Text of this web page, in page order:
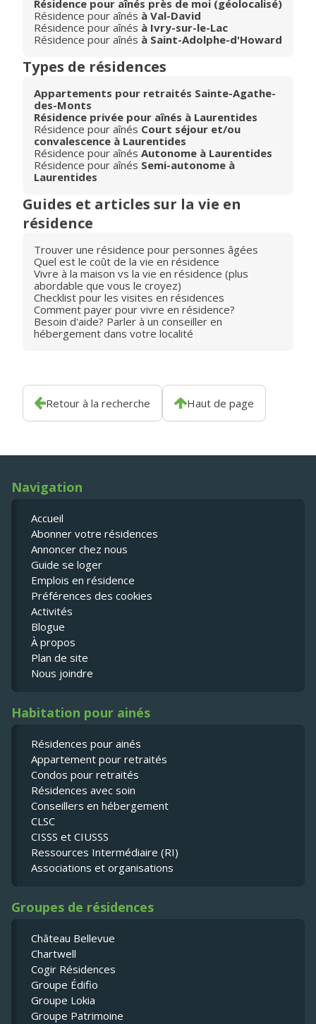
Résidence pour aînés près de moi (géolocalisé)
Résidence pour aînés à Val-David
Résidence pour aînés à Ivry-sur-le-Lac
Résidence pour aînés à Saint-Adolphe-d'Howard
Types de résidences
Appartements pour retraités Sainte-Agathe-
des-Monts
Résidence privée pour aînés à Laurentides
Résidence pour aînés Court séjour et/ou
convalescence à Laurentides
Résidence pour aînés Autonome à Laurentides
Résidence pour aînés Semi-autonome à
Laurentides
Guides et articles sur la vie en
résidence
Trouver une résidence pour personnes âgées
Quel est le coût de la vie en résidence
Vivre à la maison vs la vie en résidence (plus
abordable que vous le croyez)
Checklist pour les visites en résidences
Comment payer pour vivre en résidence?
Besoin d'aide? Parler à un conseiller en
hébergement dans votre localité
Retour à la recherche Haut de page
Navigation
Accueil
Abonner votre résidences
Annoncer chez nous
Guide se loger
Emplois en résidence
Préférences des cookies
Activités
Blogue
À propos
Plan de site
Nous joindre
Habitation pour ainés
Résidences pour ainés
Appartement pour retraités
Condos pour retraités
Résidences avec soin
Conseillers en hébergement
CLSC
CISSS et CIUSSS
Ressources Intermédiaire (RI)
Associations et organisations
Groupes de résidences
Château Bellevue
Chartwell
Cogir Résidences
Groupe Édifio
Groupe Lokia
Groupe Patrimoine